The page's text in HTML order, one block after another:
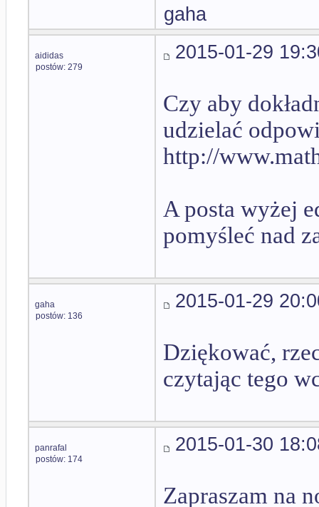
gaha
aididas
postów: 279
2015-01-29
Czy aby
udzielać
http://
A posta wyżej
pomyśleć nad
gaha
postów: 136
2015-01-29
Dziękować,
czytając tego
panrafal
postów: 174
2015-01-30
Zapraszam na